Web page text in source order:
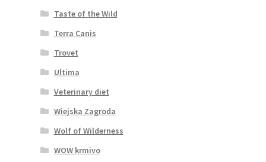
Taste of the Wild
Terra Canis
Trovet
Ultima
Veterinary diet
Wiejska Zagroda
Wolf of Wilderness
WOW krmivo